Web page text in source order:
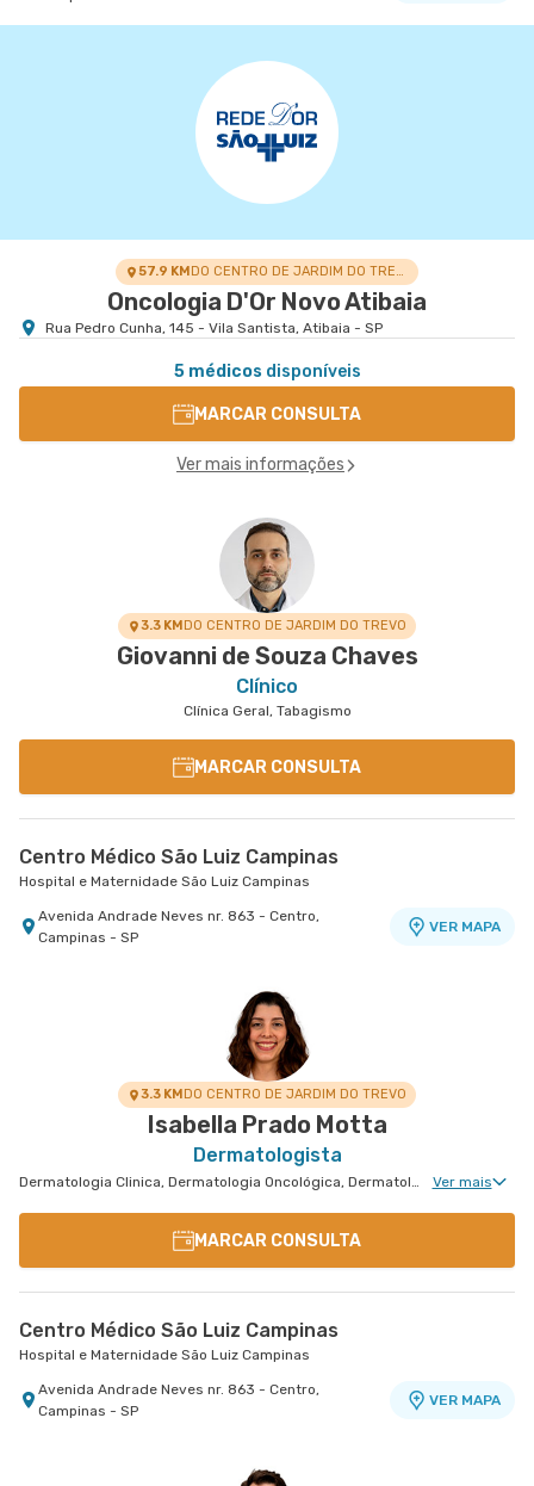
57.9 KM DO CENTRO DE JARDIM DO TREVO
Oncologia D'Or Novo Atibaia
Rua Pedro Cunha, 145 - Vila Santista, Atibaia - SP
5 médicos disponíveis
MARCAR CONSULTA
Ver mais informações
3.3 KMDO CENTRO DE JARDIM DO TREVO
Giovanni de Souza Chaves
Clínico
Clínica Geral, Tabagismo
MARCAR CONSULTA
Centro Médico São Luiz Campinas
Hospital e Maternidade São Luiz Campinas
Avenida Andrade Neves nr. 863 - Centro,
Campinas - SP
VER MAPA
3.3 KMDO CENTRO DE JARDIM DO TREVO
Isabella Prado Motta
Dermatologista
Dermatologia Clinica, Dermatologia Oncológica, Dermatologia de Tratamento de Psoríase, Dermatologia Tratamento de Dermatite Atópica, Dermatologiatratamento de Urticária Crônica, Dermatologia de Tratamento de Hidradenite Ver mais
MARCAR CONSULTA
Centro Médico São Luiz Campinas
Hospital e Maternidade São Luiz Campinas
Avenida Andrade Neves nr. 863 - Centro,
Campinas - SP
VER MAPA